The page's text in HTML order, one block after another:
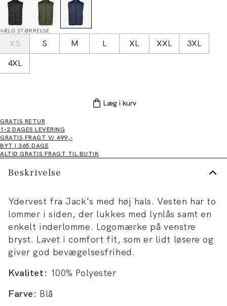
VÆLG STØRRELSE
XS S M L XL XXL
3XL
4XL
Læg i kurv
GRATIS RETUR
1-2 DAGES LEVERING
GRATIS FRAGT V/ 499,-
BYT I 365 DAGE
ALTID GRATIS FRAGT TIL BUTIK
Beskrivelse
Ydervest fra Jack's med høj hals. Vesten har to
lommer i siden, der lukkes med lynlås samt en
enkelt inderlomme. Logomærke på venstre
bryst. Lavet i comfort fit, som er lidt løsere og
giver god bevægelsesfrihed.
Kvalitet: 100% Polyester
Farve: Blå